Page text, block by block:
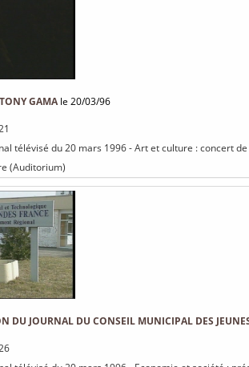
GAMA le 20/03/96
télévisé du 20 mars 1996 - Art et culture : concert
(Auditorium)
DU JOURNAL DU CONSEIL MUNICIPAL DES